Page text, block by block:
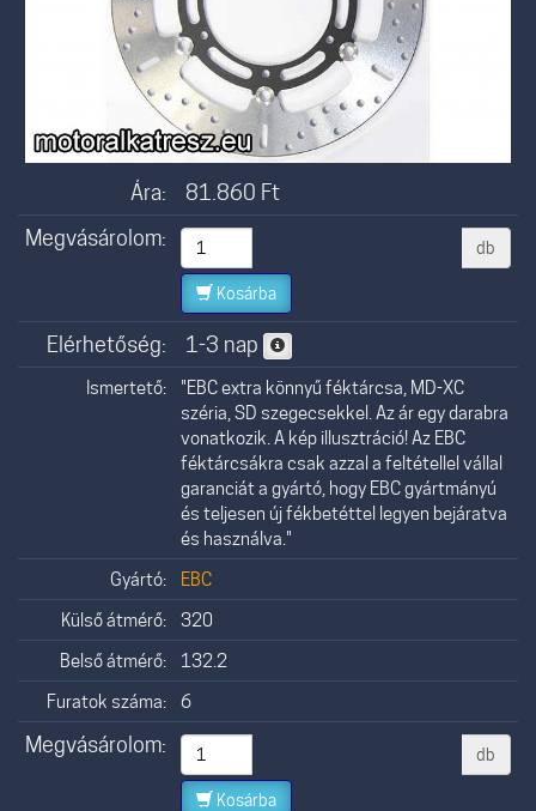
Ára: 81.860 Ft
Megvásárolom:
db
Kosárba
Elérhetőség: 1-3 nap
Ismertető:
"EBC extra könnyű féktárcsa, MD-XC
széria, SD szegecsekkel. Az ár egy darabra
vonatkozik. A kép illusztráció! Az EBC
féktárcsákra csak azzal a feltétellel vállal
garanciát a gyártó, hogy EBC gyártmányú
és teljesen új fékbetéttel legyen bejáratva
és használva."
Gyártó:
EBC
Külső átmérő:
320
Belső átmérő:
132.2
Furatok száma:
6
Megvásárolom: db
Kosárba